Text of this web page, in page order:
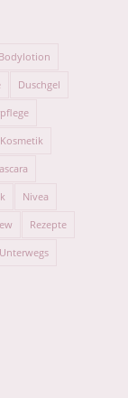
Bodylotion
Duschgel
Kosmetik
Nivea
Rezepte
Unterwegs